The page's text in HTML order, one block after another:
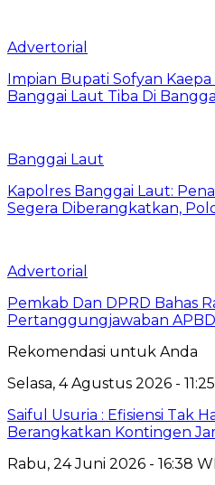
Advertorial
Impian Bupati Sofyan
Banggai Laut Tiba Di
Banggai Laut
Kapolres Banggai Laut:
Segera Diberangkatkan,
Advertorial
Pemkab Dan DPRD Bahas
Pertanggungjawaban
Rekomendasi untuk Anda
Selasa, 4 Agustus 2026 -
Saiful Usuria : Efisiensi Tak
Berangkatkan Kontingen
Rabu, 24 Juni 2026 - 16:38